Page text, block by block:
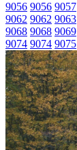
9056 9056 9057
9062 9062 9063
9068 9068 9069
9074 9074 9075